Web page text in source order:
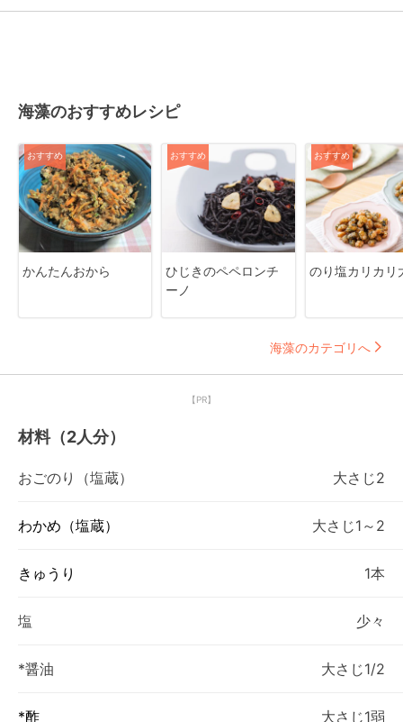
海藻のおすすめレシピ
おすすめ
かんたんおから
おすすめ
ひじきのペペロンチ
ーノ
おすすめ
のり塩カリカリ
海藻のカテゴリへ
【PR】
材料（2人分）
おごのり（塩蔵） 大さじ2
わかめ（塩蔵） 大さじ1～2
きゅうり 1本
塩 少々
*醤油 大さじ1/2
*酢 大さじ1弱